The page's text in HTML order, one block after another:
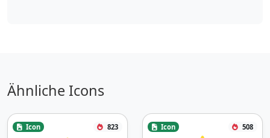
Ähnliche Icons
Icon 823 Icon 508